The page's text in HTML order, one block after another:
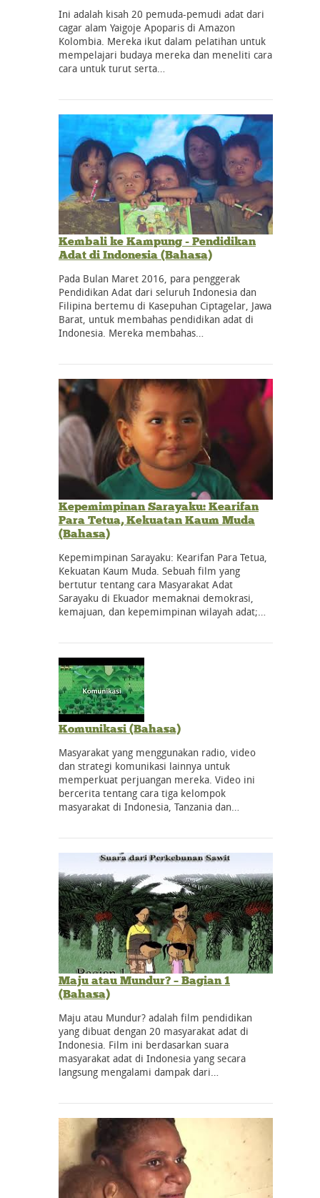
Ini adalah kisah 20 pemuda-pemudi adat dari
cagar alam Yaigoje Apoparis di Amazon
Kolombia. Mereka ikut dalam pelatihan untuk
mempelajari budaya mereka dan meneliti cara
cara untuk turut serta…
Kembali ke Kampung - Pendidikan
Adat di Indonesia (Bahasa)
Pada Bulan Maret 2016, para penggerak
Pendidikan Adat dari seluruh Indonesia dan
Filipina bertemu di Kasepuhan Ciptagelar, Jawa
Barat, untuk membahas pendidikan adat di
Indonesia. Mereka membahas…
Kepemimpinan Sarayaku: Kearifan
Para Tetua, Kekuatan Kaum Muda
(Bahasa)
Kepemimpinan Sarayaku: Kearifan Para Tetua,
Kekuatan Kaum Muda. Sebuah film yang
bertutur tentang cara Masyarakat Adat
Sarayaku di Ekuador memaknai demokrasi,
kemajuan, dan kepemimpinan wilayah adat;…
Komunikasi (Bahasa)
Masyarakat yang menggunakan radio, video
dan strategi komunikasi lainnya untuk
memperkuat perjuangan mereka. Video ini
bercerita tentang cara tiga kelompok
masyarakat di Indonesia, Tanzania dan…
Maju atau Mundur? – Bagian 1
(Bahasa)
Maju atau Mundur? adalah film pendidikan
yang dibuat dengan 20 masyarakat adat di
Indonesia. Film ini berdasarkan suara
masyarakat adat di Indonesia yang secara
langsung mengalami dampak dari…